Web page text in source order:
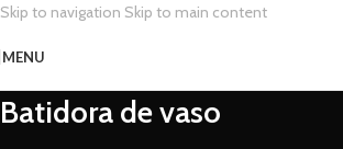
Skip to navigation Skip to main content
MENU
Batidora de vaso